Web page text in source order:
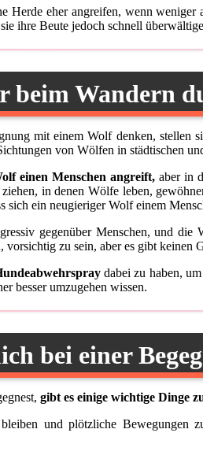
Herde eher angreifen, wenn
ihre Beute jedoch schnell
beim Wandern
mit einem Wolf denken,
von Wölfen in städtischen
einen Menschen angreift,aber in
in denen Wölfe leben,
sich ein neugieriger Wolf einem
gegenüber Menschen, und
zu sein, aber es gibt keinen
dabei zu haben,
besser umzugehen wissen.
bei einer
gibt es einige wichtige Dinge
und plötzliche